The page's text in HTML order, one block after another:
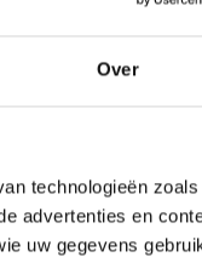
Over
technologieën zoals
advertenties en
uw gegevens